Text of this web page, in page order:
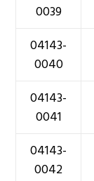
0039
04143-
0040
04143-
0041
04143-
0042